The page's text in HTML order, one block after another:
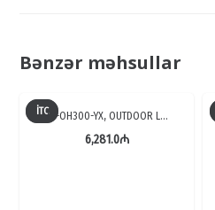
Bənzər məhsullar
İTCTV-OH300-YX, OUTDOOR L…
6,281.0₼